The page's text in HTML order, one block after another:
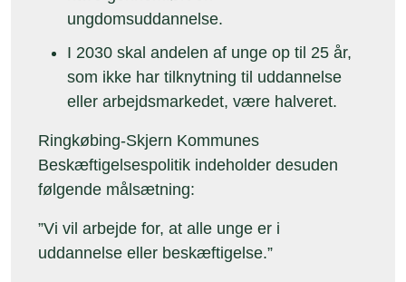
ungdomsuddannelse.
I 2030 skal andelen af unge op til 25 år,
som ikke har tilknytning til uddannelse
eller arbejdsmarkedet, være halveret.
Ringkøbing-Skjern Kommunes
Beskæftigelsespolitik indeholder desuden
følgende målsætning:
”Vi vil arbejde for, at alle unge er i
uddannelse eller beskæftigelse.”